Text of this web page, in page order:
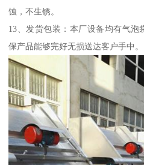
蚀，不生锈。
13、发货包装：本厂设备均有气
保产品能够完好无损送达客户手中。